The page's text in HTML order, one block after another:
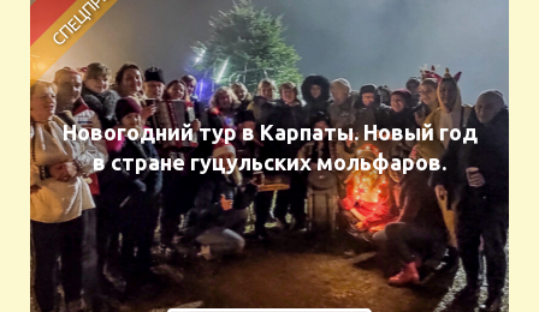
Новогодний тур в Карпаты. Новый год
в стране гуцульских мольфаров.